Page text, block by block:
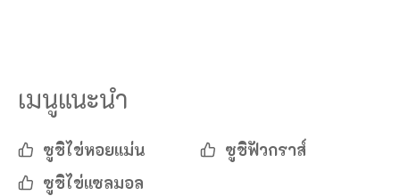
เมนูแนะนำ
ซูชิไข่หอยแม่น ซูชิฟัวกราส์
ซูชิไข่แซลมอล